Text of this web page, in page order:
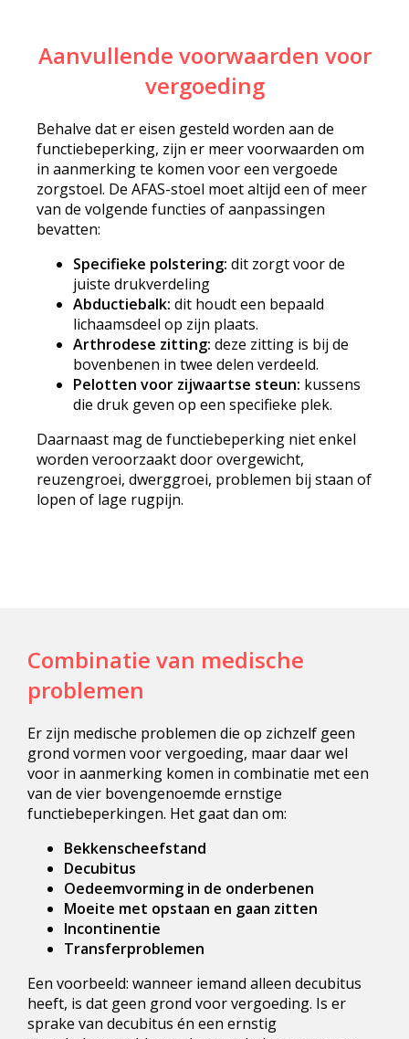
Aanvullende voorwaarden voor
vergoeding
Behalve dat er eisen gesteld worden aan de
functiebeperking, zijn er meer voorwaarden om
in aanmerking te komen voor een vergoede
zorgstoel. De AFAS-stoel moet altijd een of meer
van de volgende functies of aanpassingen
bevatten:
Specifieke polstering: dit zorgt voor de
juiste drukverdeling
Abductiebalk: dit houdt een bepaald
lichaamsdeel op zijn plaats.
Arthrodese zitting: deze zitting is bij de
bovenbenen in twee delen verdeeld.
Pelotten voor zijwaartse steun: kussens
die druk geven op een specifieke plek.
Daarnaast mag de functiebeperking niet enkel
worden veroorzaakt door overgewicht,
reuzengroei, dwerggroei, problemen bij staan of
lopen of lage rugpijn.
Combinatie van medische
problemen
Er zijn medische problemen die op zichzelf geen
grond vormen voor vergoeding, maar daar wel
voor in aanmerking komen in combinatie met een
van de vier bovengenoemde ernstige
functiebeperkingen. Het gaat dan om:
Bekkenscheefstand
Decubitus
Oedeemvorming in de onderbenen
Moeite met opstaan en gaan zitten
Incontinentie
Transferproblemen
Een voorbeeld: wanneer iemand alleen decubitus
heeft, is dat geen grond voor vergoeding. Is er
sprake van decubitus én een ernstig